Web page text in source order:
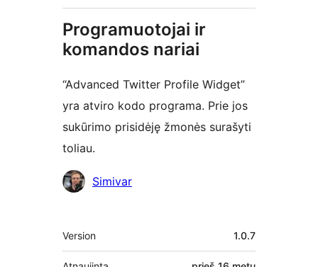
Programuotojai ir
komandos nariai
“Advanced Twitter Profile Widget”
yra atviro kodo programa. Prie jos
sukūrimo prisidėję žmonės surašyti
toliau.
AutoriaiSimivar
Metainformacija
Version 1.0.7